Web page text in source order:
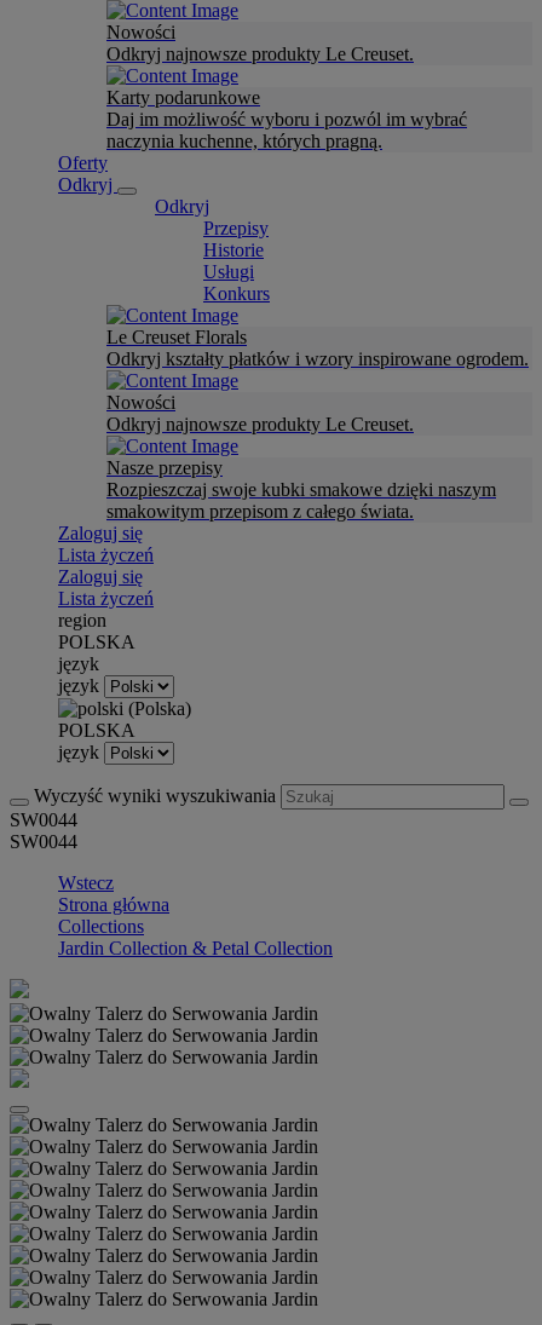
Nowości
Odkryj najnowsze produkty Le Creuset.
Karty podarunkowe
Daj im możliwość wyboru i pozwól im wybrać
naczynia kuchenne, których pragną.
Oferty
Odkryj
Odkryj
Przepisy
Historie
Usługi
Konkurs
Le Creuset Florals
Odkryj kształty płatków i wzory inspirowane ogrodem.
Nowości
Odkryj najnowsze produkty Le Creuset.
Nasze przepisy
Rozpieszczaj swoje kubki smakowe dzięki naszym
smakowitym przepisom z całego świata.
Zaloguj się
Lista życzeń
Zaloguj się
Lista życzeń
region
POLSKA
język
język
POLSKA
język
Wyczyść wyniki wyszukiwania
SW0044
SW0044
Wstecz
Strona główna
Collections
Jardin Collection & Petal Collection